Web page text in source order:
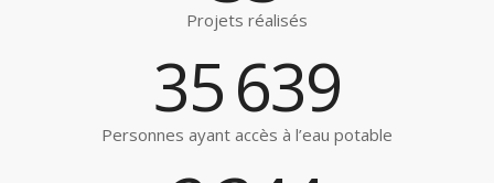
Projets réalisés
35639
Personnes ayant accès à l’eau potable